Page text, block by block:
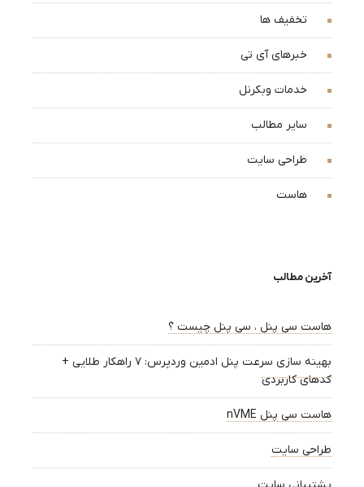
تخفیف ها
خبرهای آی تی
خدمات وبکرنل
سایر مطالب
طراحی سایت
هاست
آخرین مطالب
هاست سی پنل ، سی پنل چیست ؟
بهینه سازی سرعت پنل ادمین وردپرس: ۷ راهکار طلایی +
کدهای کاربردی
هاست سی پنل nVME
طراحی سایت